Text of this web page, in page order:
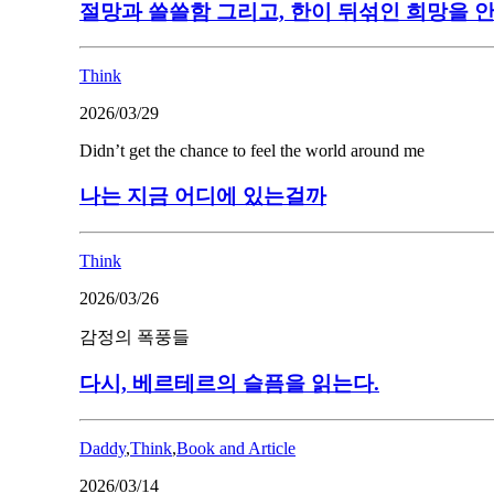
절망과 쓸쓸함 그리고, 한이 뒤섞인 희망을
Think
2026/03/29
Didn’t get the chance to feel the world around me
나는 지금 어디에 있는걸까
Think
2026/03/26
감정의 폭풍들
다시, 베르테르의 슬픔을 읽는다.
Daddy,Think,Book and Article
2026/03/14